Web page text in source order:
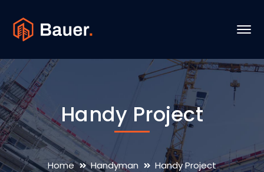
Handy Project
Home Handyman Handy Project